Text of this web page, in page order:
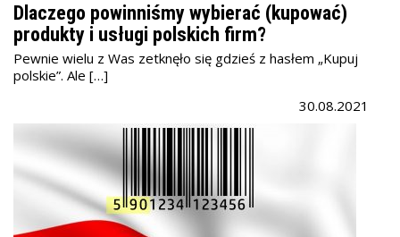
Dlaczego powinniśmy wybierać (kupować)
produkty i usługi polskich firm?
Pewnie wielu z Was zetknęło się gdzieś z hasłem „Kupuj
polskie”. Ale […]
30.08.2021